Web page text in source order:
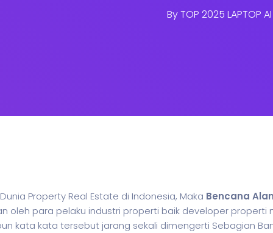
ByTOP 2025 LAPTOP AI
Property Real Estate di Indonesia, Maka Bencana
oleh para pelaku industri properti baik developer properti
kata kata tersebut jarang sekali dimengerti Sebagian